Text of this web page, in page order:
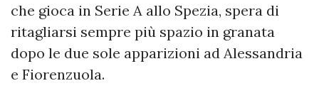
che gioca in Serie A allo Spezia, spera di
ritagliarsi sempre più spazio in granata
dopo le due sole apparizioni ad Alessandria
e Fiorenzuola.